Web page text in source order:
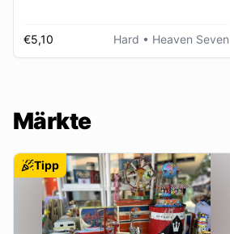
€5,10 Hard • Heaven Seven
Märkte
Tipp